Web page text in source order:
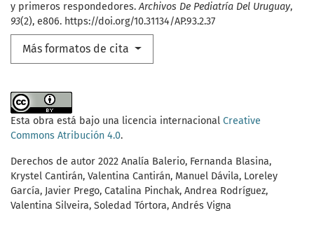
y primeros respondedores.Archivos De Pediatría Del Uruguay,
93(2), e806. https://doi.org/10.31134/AP.93.2.37
Más formatos de cita
Esta obra está bajo una licencia internacional Creative
Commons Atribución 4.0.
Derechos de autor 2022 Analía Balerio, Fernanda Blasina,
Krystel Cantirán, Valentina Cantirán, Manuel Dávila, Loreley
García, Javier Prego, Catalina Pinchak, Andrea Rodríguez,
Valentina Silveira, Soledad Tórtora, Andrés Vigna